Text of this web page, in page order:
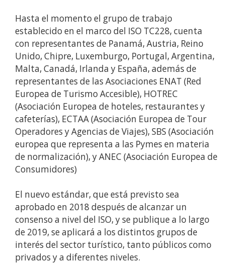
Hasta el momento el grupo de trabajo
establecido en el marco del ISO TC228, cuenta
con representantes de Panamá, Austria, Reino
Unido, Chipre, Luxemburgo, Portugal, Argentina,
Malta, Canadá, Irlanda y España, además de
representantes de las Asociaciones ENAT (Red
Europea de Turismo Accesible), HOTREC
(Asociación Europea de hoteles, restaurantes y
cafeterías), ECTAA (Asociación Europea de Tour
Operadores y Agencias de Viajes), SBS (Asociación
europea que representa a las Pymes en materia
de normalización), y ANEC (Asociación Europea de
Consumidores)
El nuevo estándar, que está previsto sea
aprobado en 2018 después de alcanzar un
consenso a nivel del ISO, y se publique a lo largo
de 2019, se aplicará a los distintos grupos de
interés del sector turístico, tanto públicos como
privados y a diferentes niveles.